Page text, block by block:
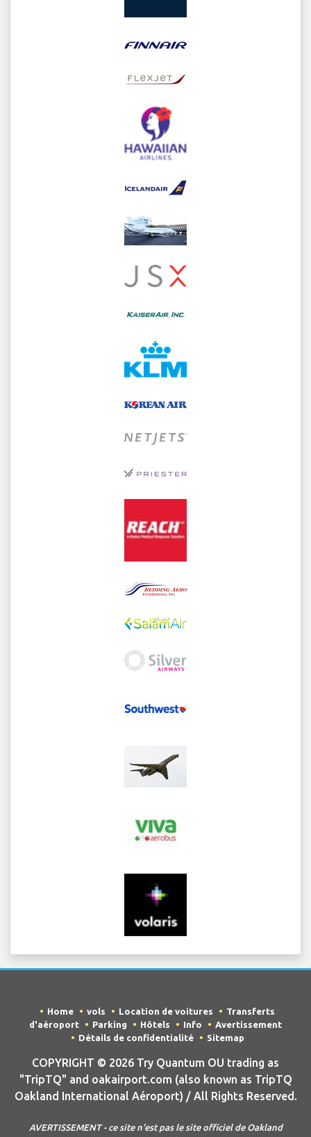
Home vols Location de voitures
Transferts
d'aéroport
Parking Hôtels Info
Avertissement
Détails de confidentialité
Sitemap
COPYRIGHT © 2026 Try Quantum OU trading as
"TripTQ" and oakairport.com (also known as TripTQ
Oakland International Aéroport) / All Rights Reserved.
AVERTISSEMENT - ce site n'est pas le site officiel de Oakland